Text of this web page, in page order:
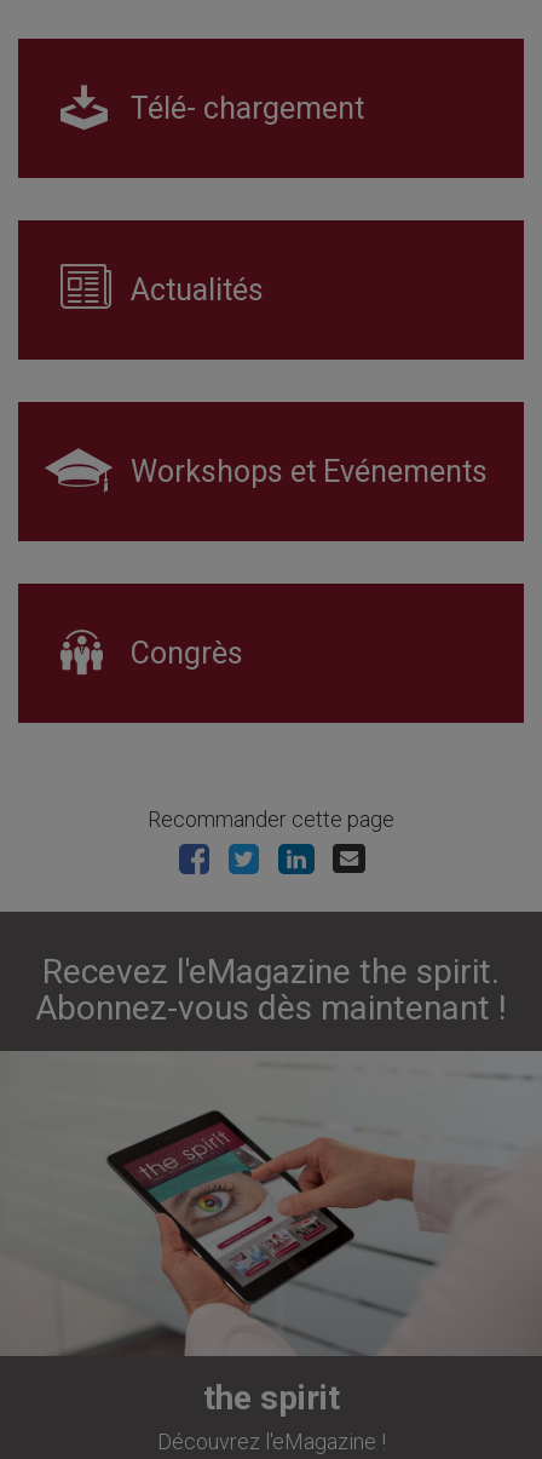
Télé- chargement
Actualités
Workshops et Evénements
Congrès
Recommander cette page
Recevez l'eMagazine the spirit.
Abonnez-vous dès maintenant !
the spirit
Découvrez l'eMagazine !